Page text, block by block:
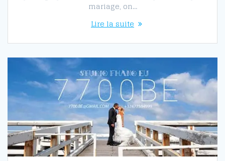
mariage, on…
Lire la suite